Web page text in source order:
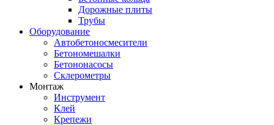
Дорожные плиты
Трубы
Оборудование
Автобетоносмесители
Бетономешалки
Бетононасосы
Склерометры
Монтаж
Инструмент
Клей
Крепежи